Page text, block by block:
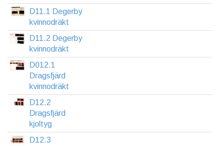
D11.1 Degerby
kvinnodräkt
D11.2 Degerby
kvinnodräkt
D012.1
Dragsfjärd
kvinnodräkt
D12.2
Dragsfjärd
kjoltyg
D12.3